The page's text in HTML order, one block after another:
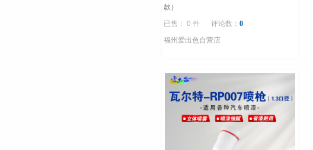
款）
已售： 0 件
评论数： 0
福州爱出色自营店